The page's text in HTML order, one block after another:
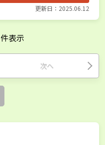
更新日：2025.06.12
件表示
次へ